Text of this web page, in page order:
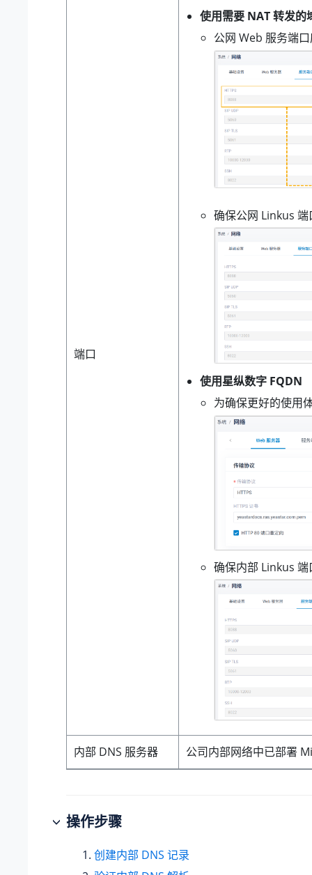
端口
使用需要 NAT 转发
公网 Web 服务端
确保公网 Linkus
使用星纵数字 FQDN
为确保更好的使用
确保内部 Linkus
内部 DNS 服务器 公司内部网络中已部署
操作步骤
创建内部 DNS 记录